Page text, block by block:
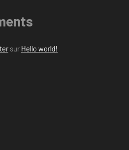
sur Hello world!